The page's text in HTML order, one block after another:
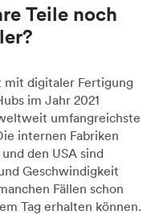
Teile noch
mit digitaler Fertigung
im Jahr 2021
umfangreichste
internen Fabriken
den USA sind
Geschwindigkeit
Fällen schon
Tag erhalten können.